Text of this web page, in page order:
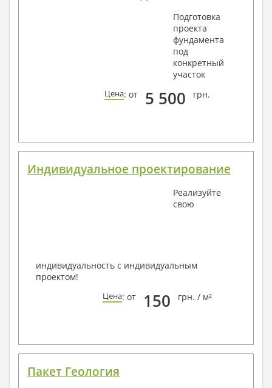
Подготовка
проекта
фундамента
под
конкретный
участок
Цена: от 5 500 грн.
Индивидуальное проектирование
Реализуйте
свою
индивидуальность с индивидуальным
проектом!
Цена: от 150 грн. / м²
Пакет Геология